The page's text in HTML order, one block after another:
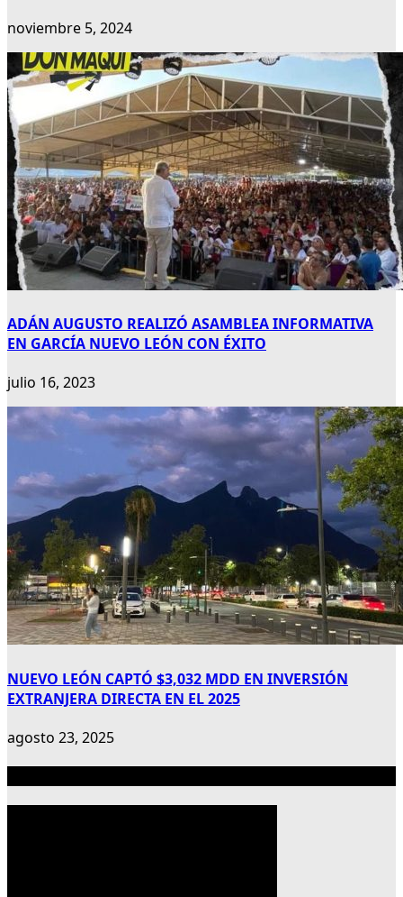
noviembre 5, 2024
ADÁN AUGUSTO REALIZÓ ASAMBLEA INFORMATIVA
EN GARCÍA NUEVO LEÓN CON ÉXITO
julio 16, 2023
NUEVO LEÓN CAPTÓ $3,032 MDD EN INVERSIÓN
EXTRANJERA DIRECTA EN EL 2025
agosto 23, 2025